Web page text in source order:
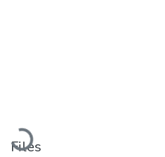
Loading...
Files